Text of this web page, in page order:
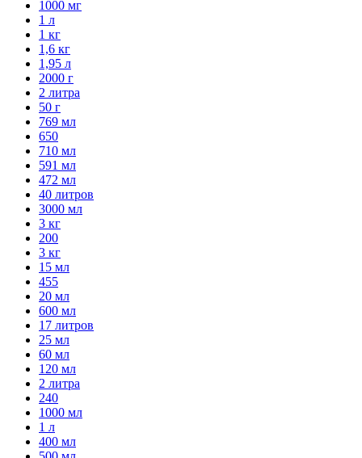
1000 мг
1 л
1 кг
1,6 кг
1,95 л
2000 г
2 литра
50 г
769 мл
650
710 мл
591 мл
472 мл
40 литров
3000 мл
3 кг
200
3 кг
15 мл
455
20 мл
600 мл
17 литров
25 мл
60 мл
120 мл
2 литра
240
1000 мл
1 л
400 мл